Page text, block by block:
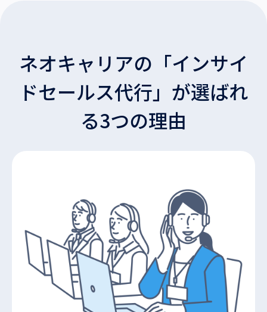
ネオキャリアの「インサイ
ドセールス代行」が選ばれ
る3つの理由